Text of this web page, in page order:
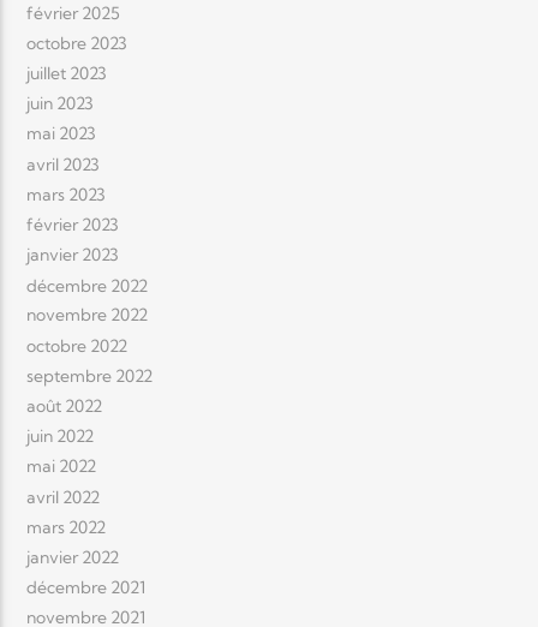
février 2025
octobre 2023
juillet 2023
juin 2023
mai 2023
avril 2023
mars 2023
février 2023
janvier 2023
décembre 2022
novembre 2022
octobre 2022
septembre 2022
août 2022
juin 2022
mai 2022
avril 2022
mars 2022
janvier 2022
décembre 2021
novembre 2021